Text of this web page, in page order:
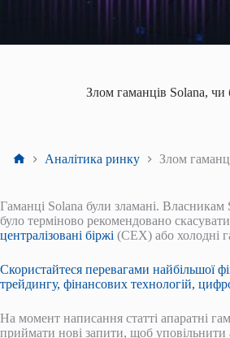
Злом гаманців Solana, чи
ГоловнаАналітика ринку Злом
Гаманці Solana були зламані.
було терміново рекомендовано
централізовані біржі (CEX) або холодні
Скористайтеся перевагами найбільшої
трейдингу, фінансових технологій,
На момент написання статті апаратні
приймати нові запити, щоб уповільнити